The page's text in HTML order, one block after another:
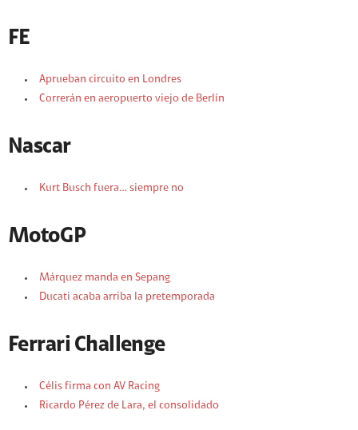
FE
Aprueban circuito en Londres
Correrán en aeropuerto viejo de Berlín
Nascar
Kurt Busch fuera… siempre no
MotoGP
Márquez manda en Sepang
Ducati acaba arriba la pretemporada
Ferrari Challenge
Célis firma con AV Racing
Ricardo Pérez de Lara, el consolidado